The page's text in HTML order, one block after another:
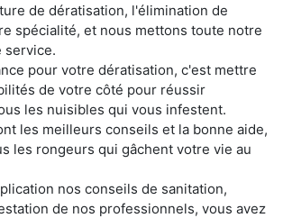
de dératisation, l'élimination de
spécialité, et nous mettons toute notre
service.
pour votre dératisation, c'est mettre
de votre côté pour réussir
les nuisibles qui vous infestent.
les meilleurs conseils et la bonne aide,
les rongeurs qui gâchent votre vie au
nos conseils de sanitation,
de nos professionnels, vous avez